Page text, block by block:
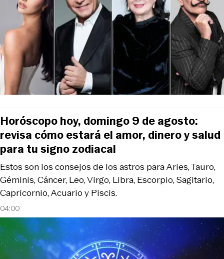
04:00
Estos son los consejos de los astros para Aries, Tauro,
Géminis, Cáncer, Leo, Virgo, Libra, Escorpio, Sagitario,
Capricornio, Acuario y Piscis.
Horóscopo hoy, domingo 9 de agosto:
revisa cómo estará el amor, dinero y salud
para tu signo zodiacal